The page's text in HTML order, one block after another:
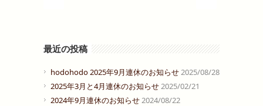
最近の投稿
hodohodo 2025年9月連休のお知らせ2025/08/28
2025年3月と4月連休のお知らせ2025/02/21
2024年9月連休のお知らせ2024/08/22